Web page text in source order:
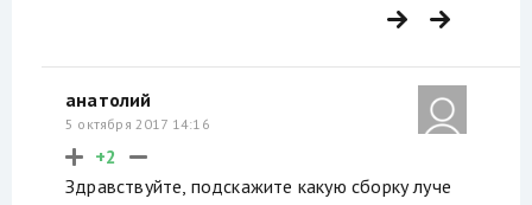
анатолий
5 октября 2017 14:16
+2
Здравствуйте, подскажите какую сборку луче